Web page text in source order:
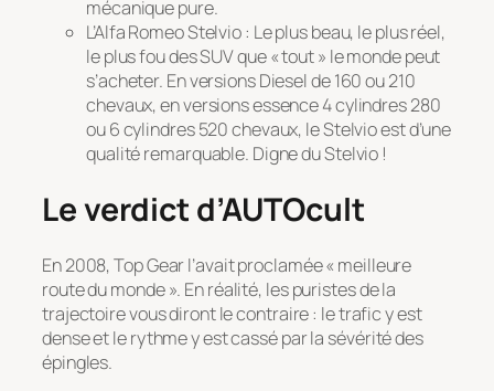
mécanique pure.
L’Alfa Romeo Stelvio : Le plus beau, le plus réel,
le plus fou des SUV que « tout » le monde peut
s’acheter. En versions Diesel de 160 ou 210
chevaux, en versions essence 4 cylindres 280
ou 6 cylindres 520 chevaux, le Stelvio est d’une
qualité remarquable. Digne du Stelvio !
Le verdict d’AUTOcult
En 2008, Top Gear l’avait proclamée « meilleure
route du monde ». En réalité, les puristes de la
trajectoire vous diront le contraire : le trafic y est
dense et le rythme y est cassé par la sévérité des
épingles.